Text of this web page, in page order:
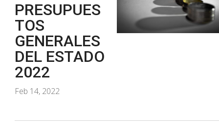
PRESUPUES
TOS
GENERALES
DEL ESTADO
2022
Feb 14, 2022